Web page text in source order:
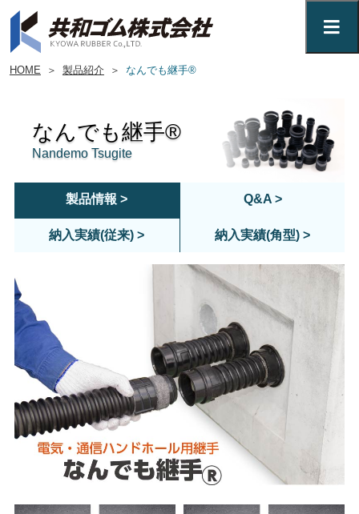
HOME ＞ 製品紹介 ＞ なんでも継手®
なんでも継手®
Nandemo Tsugite
製品情報 > Q&A >
納入実績(従来) > 納入実績(角型) >